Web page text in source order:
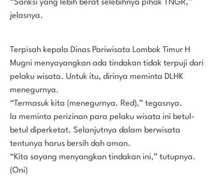
“Sanksi yang lebih berat selebihnya pihak TNGR,”
jelasnya.
Terpisah kepala Dinas Pariwisata Lombok Timur H
Mugni menyayangkan ada tindakan tidak terpuji dari
pelaku wisata. Untuk itu, dirinya meminta DLHK
menegurnya.
“Termasuk kita (menegurnya. Red),” tegasnya.
Ia meminta perizinan para pelaku wisata ini betul-
betul diperketat. Selanjutnya dalam berwisata
tentunya harus bersih dah aman.
“Kita sayang menyangkan tindakan ini,” tutupnya.
(Oni)